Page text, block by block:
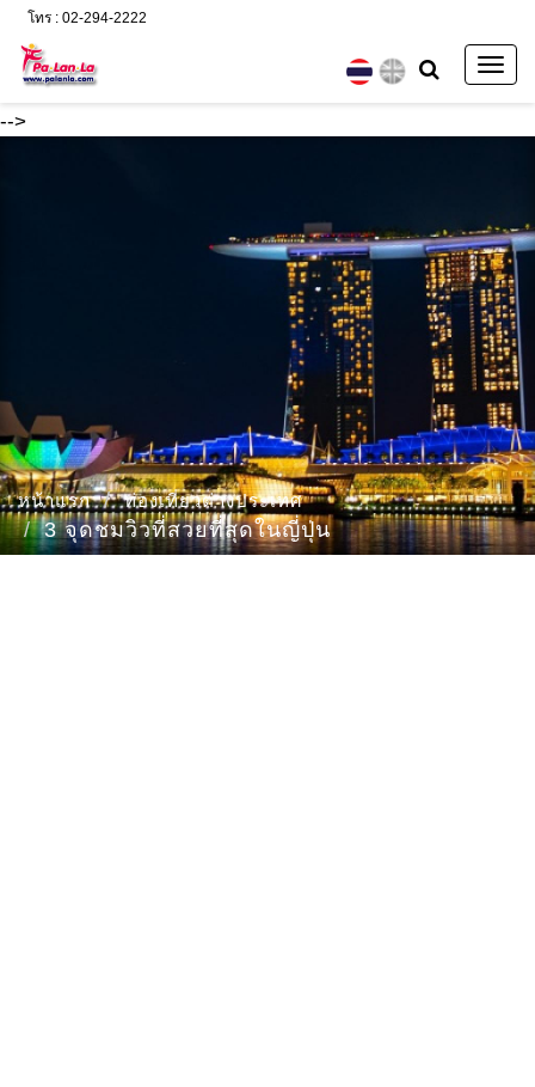
-->
โทร : 02-294-2222
หน้าแรก ท่องเที่ยวต่างประเทศ
3 จุดชมวิวที่สวยที่สุดในญี่ปุ่น